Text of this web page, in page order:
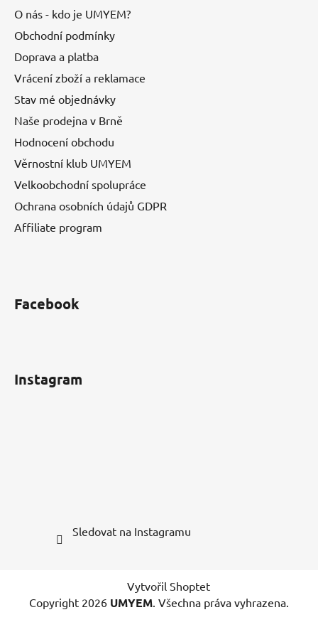
O nás - kdo je UMYEM?
Obchodní podmínky
Doprava a platba
Vrácení zboží a reklamace
Stav mé objednávky
Naše prodejna v Brně
Hodnocení obchodu
Věrnostní klub UMYEM
Velkoobchodní spolupráce
Ochrana osobních údajů GDPR
Affiliate program
Facebook
Instagram
Sledovat na Instagramu
Vytvořil Shoptet
Copyright 2026 UMYEM . Všechna práva vyhrazena.